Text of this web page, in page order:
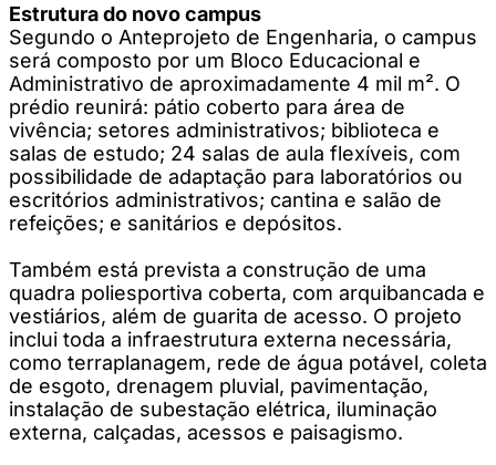
Estrutura do novo campus
Segundo o Anteprojeto de Engenharia, o campus
será composto por um Bloco Educacional e
Administrativo de aproximadamente 4 mil m². O
prédio reunirá: pátio coberto para área de
vivência; setores administrativos; biblioteca e
salas de estudo; 24 salas de aula flexíveis, com
possibilidade de adaptação para laboratórios ou
escritórios administrativos; cantina e salão de
refeições; e sanitários e depósitos.
Também está prevista a construção de uma
quadra poliesportiva coberta, com arquibancada e
vestiários, além de guarita de acesso. O projeto
inclui toda a infraestrutura externa necessária,
como terraplanagem, rede de água potável, coleta
de esgoto, drenagem pluvial, pavimentação,
instalação de subestação elétrica, iluminação
externa, calçadas, acessos e paisagismo.